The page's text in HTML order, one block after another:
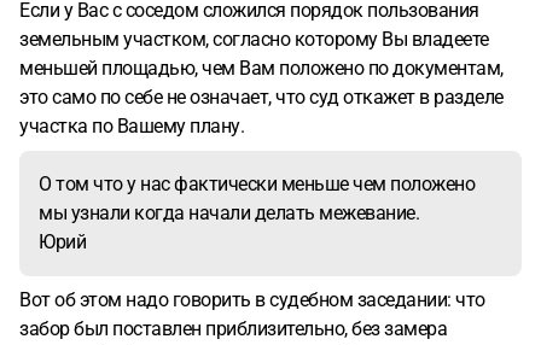
Если у Вас с соседом сложился порядок пользования
земельным участком, согласно которому Вы владеете
меньшей площадью, чем Вам положено по документам,
это само по себе не означает, что суд откажет в разделе
участка по Вашему плану.
О том что у нас фактически меньше чем положено
мы узнали когда начали делать межевание.
Юрий
Вот об этом надо говорить в судебном заседании: что
забор был поставлен приблизительно, без замера